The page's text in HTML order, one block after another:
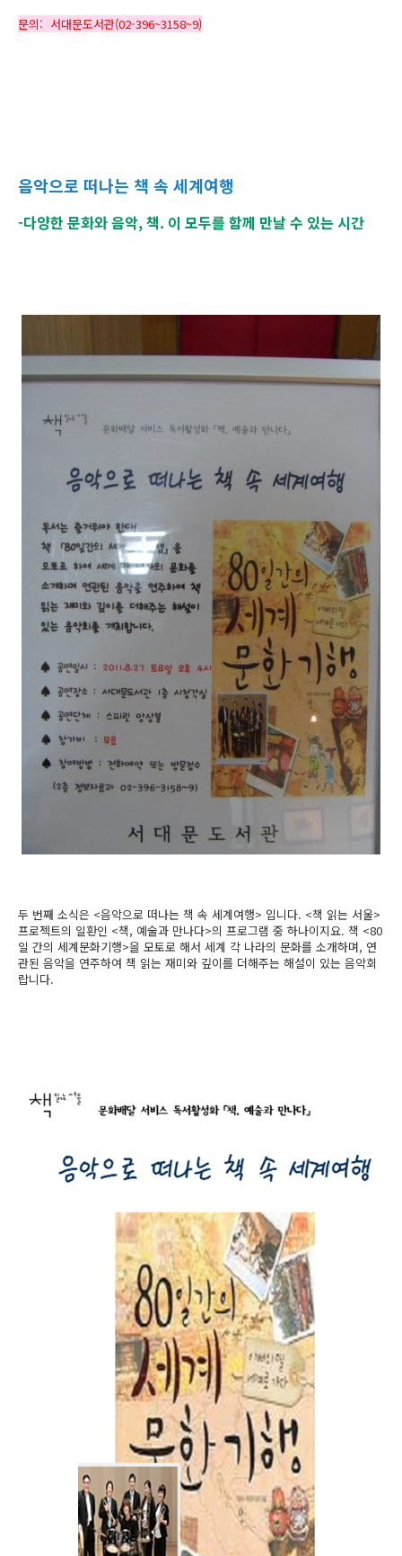
문의: 서대문도서관(02-396~3158~9)
음악으로 떠나는 책 속 세계여행
-다양한 문화와 음악, 책. 이 모두를 함께 만날 수 있는 시간
두 번째 소식은 <음악으로 떠나는 책 속 세계여행> 입니다. <책 읽는 서울>
프로젝트의 일환인 <책, 예술과 만나다>의 프로그램 중 하나이지요. 책 <80
일 간의 세계문화기행>을 모토로 해서 세계 각 나라의 문화를 소개하며, 연
관된 음악을 연주하여 책 읽는 재미와 깊이를 더해주는 해설이 있는 음악회
랍니다.